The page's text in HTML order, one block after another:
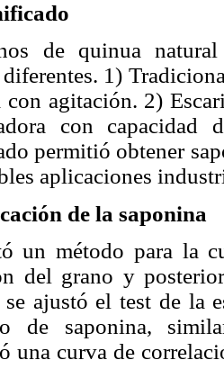
de quinua
1)
con agitación. 2)
con
permitió obtener
aplicaciones
de la saponina
un método para la
del grano y
se ajustó el test de la
de saponina,
una curva de